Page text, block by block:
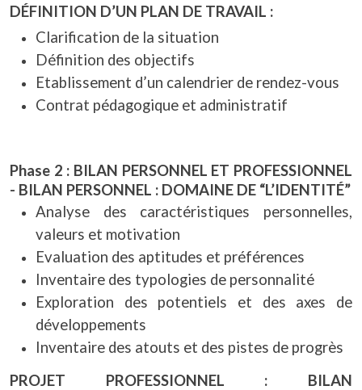
DÉFINITION D’UN PLAN DE TRAVAIL :
Clarification de la situation
Définition des objectifs
Etablissement d’un calendrier de rendez-vous
Contrat pédagogique et administratif
Phase 2 : BILAN PERSONNEL ET PROFESSIONNEL
- BILAN PERSONNEL : DOMAINE DE “L’IDENTITÉ”
Analyse des caractéristiques personnelles,
valeurs et motivation
Evaluation des aptitudes et préférences
Inventaire des typologies de personnalité
Exploration des potentiels et des axes de
développements
Inventaire des atouts et des pistes de progrès
PROJET PROFESSIONNEL : BILAN